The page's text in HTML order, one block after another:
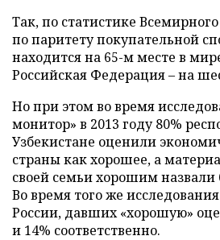
Так, по статистике
по паритету покупательной
находится на 65-м месте в
Российская Федерация – на
Но при этом во время
монитор» в 2013 году 80%
Узбекистане оценили
страны как хорошее, а
своей семьи хорошим назвали
Во время того же
России, давших «хорошую»
и 14% соответственно.